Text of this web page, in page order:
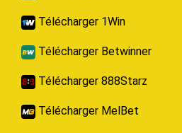
Télécharger 1Win
Télécharger Betwinner
Télécharger 888Starz
Télécharger MelBet